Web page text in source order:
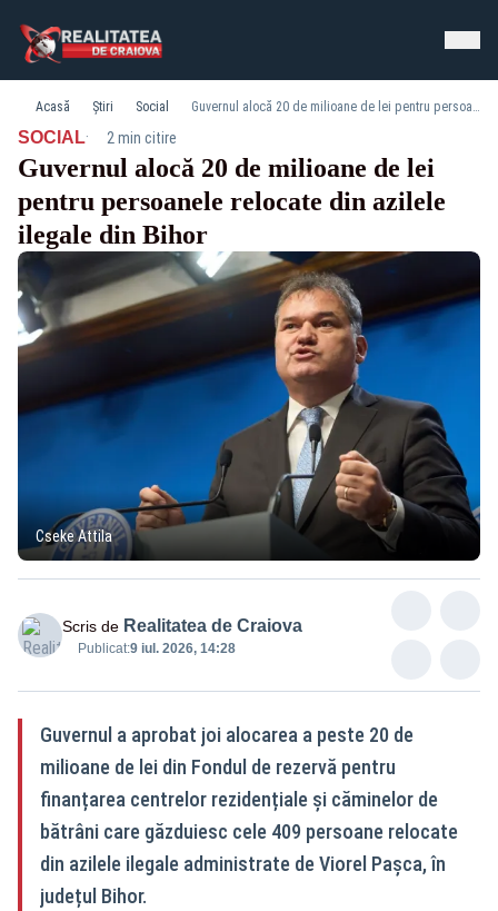
Acasă Știri Social Guvernul alocă 20 de milioane de lei pentru persoanele relocate din azilele ilegale din Bihor
SOCIAL· 2 min citire
Guvernul alocă 20 de milioane de lei
pentru persoanele relocate din azilele
ilegale din Bihor
Cseke Attila
Scris de Realitatea de Craiova
Publicat:9 iul. 2026, 14:28
Guvernul a aprobat joi alocarea a peste 20 de
milioane de lei din Fondul de rezervă pentru
finanțarea centrelor rezidențiale și căminelor de
bătrâni care găzduiesc cele 409 persoane relocate
din azilele ilegale administrate de Viorel Pașca, în
județul Bihor.